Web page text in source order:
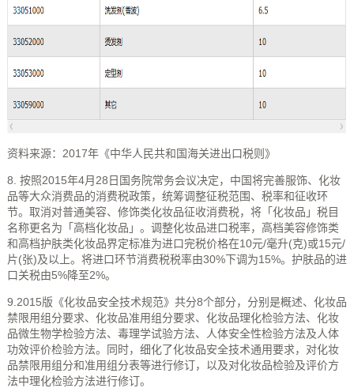
资料来源：2017年《中华人民共和国海关进出口税则》
8. 按照2015年4月28日国务院常务会议决定，中国将完善服饰、化妆
品等大众消费品的消费税政策，统筹调整征税范围、税率和征收环
节。取消对普通美容、修饰类化妆品征收消费税，将「化妆品」税目
名称更名为「高档化妆品」。调整化妆品进口税率，高档美容修饰类
和高档护肤类化妆品界定标准为进口完税价格在10元/毫升(克)或15元/
片(张)及以上。将进口环节消费税税率由30%下调为15%。护肤品的进
口关税由5%降至2%。
9.2015版《化妆品安全技术规范》共分8个部分，分别是概述、化妆品
禁限用组分要求、化妆品准用组分要求、化妆品理化检验方法、化妆
品微生物学检验方法、毒理学试验方法、人体安全性检验方法及人体
功效评价检验方法。同时，细化了化妆品安全技术通用要求，对化妆
品禁限用组分和准用组分表等进行修订，以及对化妆品检验及评价方
法中理化检验方法进行修订。